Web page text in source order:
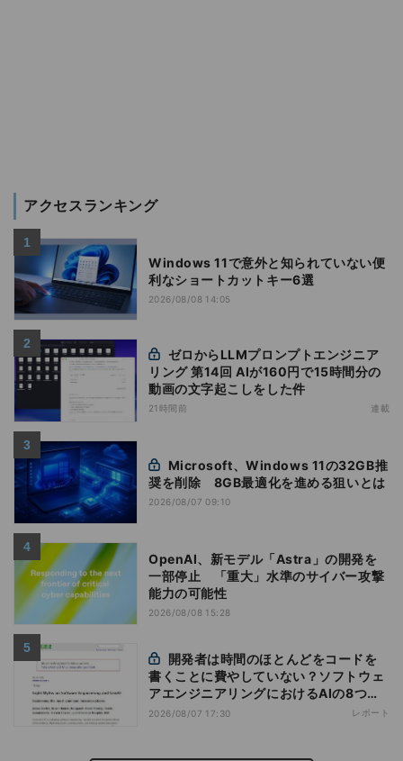
アクセスランキング
Windows 11で意外と知られていない便
利なショートカットキー6選
2026/08/08 14:05
リング 第14回 AIが160円で15時間分の
動画の文字起こしをした件
21時間前 連載
奨を削除 8GB最適化を進める狙いとは
2026/08/07 09:10
OpenAI、新モデル「Astra」の開発を
一部停止 「重大」水準のサイバー攻撃
能力の可能性
2026/08/08 15:28
書くことに費やしていない？ソフトウェ
アエンジニアリングにおけるAIの8つの
神話への賛否
2026/08/07 17:30 レポート